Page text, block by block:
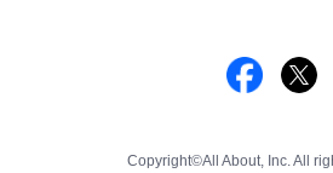
Copyright©All About, Inc. All